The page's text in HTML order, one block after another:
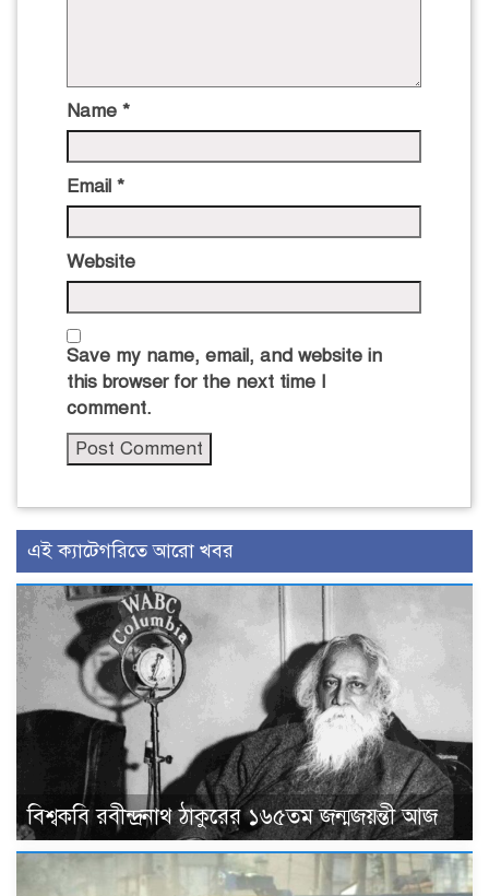
Name *
Email *
Website
Save my name, email, and website in
this browser for the next time I
comment.
এই ক্যাটেগরিতে আরো খবর
বিশ্বকবি রবীন্দ্রনাথ ঠাকুরের ১৬৫তম জন্মজয়ন্তী আজ